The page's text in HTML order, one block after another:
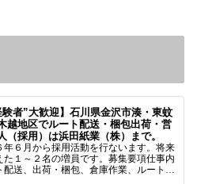
験者”大歓迎】石川県金沢市湊・東蚊
越地区でルート配送・梱包出荷・営
（採用）は浜田紙業（株）まで。
年６月から採用活動を行ないます。将来
た１～２名の増員です。募集要項仕事内
配送、出荷・梱包、倉庫作業、ルート営